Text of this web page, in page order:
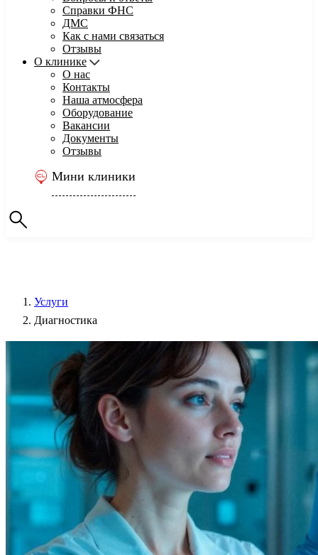
Справки ФНС
ДМС
Как с нами связаться
Отзывы
О клинике
О нас
Контакты
Наша атмосфера
Оборудование
Вакансии
Документы
Отзывы
Мини клиники
Услуги
Диагностика